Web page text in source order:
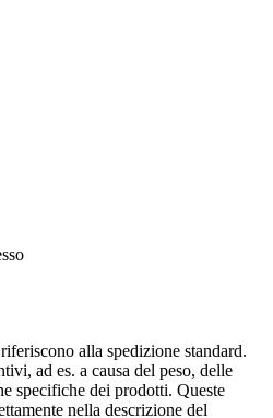
alla spedizione standard.
ad es. a causa del peso, delle
specifiche dei prodotti. Queste
nella descrizione del